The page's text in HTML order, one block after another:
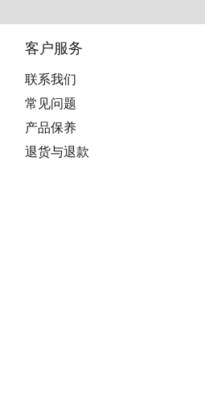
客户服务
联系我们
常见问题
产品保养
退货与退款